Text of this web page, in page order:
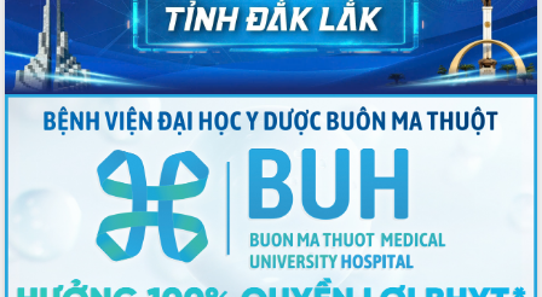
Phó Chủ tịch Thường trực UBND tỉnh
Hồ Thị Nguyên Thảo làm việc tại Trung
tâm Phục vụ hành chính công xã Ea
Phê
Xây dựng nền hành chính số đồng
hành cùng nông dân dân, doanh nghiệp
Giai đoạn 2026-2030, Đắk Lắk phấn
đấu có 77% xã đạt chuẩn nông thôn
Chuyển đổi số 'mở đường' cho nông